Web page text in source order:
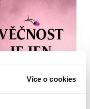
Více o cookies